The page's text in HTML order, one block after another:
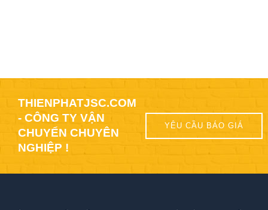
THIENPHATJSC.COM
- CÔNG TY VẬN
CHUYỂN CHUYÊN
NGHIỆP !
YÊU CẦU BÁO GIÁ